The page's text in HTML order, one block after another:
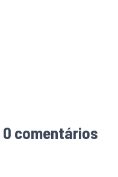
0 comentários